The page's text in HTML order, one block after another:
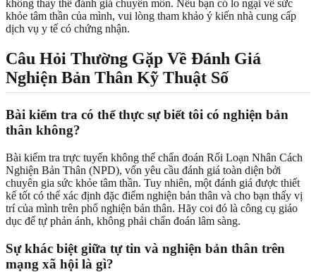
không thay thế đánh giá chuyên môn. Nếu bạn có lo ngại về sức
khỏe tâm thần của mình, vui lòng tham khảo ý kiến nhà cung cấp
dịch vụ y tế có chứng nhận.
Câu Hỏi Thường Gặp Về Đánh Giá
Nghiện Bản Thân Kỹ Thuật Số
Bài kiểm tra có thể thực sự biết tôi có nghiện bản
thân không?
Bài kiểm tra trực tuyến không thể chẩn đoán Rối Loạn Nhân Cách
Nghiện Bản Thân (NPD), vốn yêu cầu đánh giá toàn diện bởi
chuyên gia sức khỏe tâm thần. Tuy nhiên, một đánh giá được thiết
kế tốt có thể xác định đặc điểm nghiện bản thân và cho bạn thấy vị
trí của mình trên phổ nghiện bản thân. Hãy coi đó là công cụ giáo
dục để tự phản ánh, không phải chẩn đoán lâm sàng.
Sự khác biệt giữa tự tin và nghiện bản thân trên
mạng xã hội là gì?